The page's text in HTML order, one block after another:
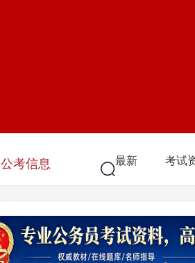
公考信息 最新 考试